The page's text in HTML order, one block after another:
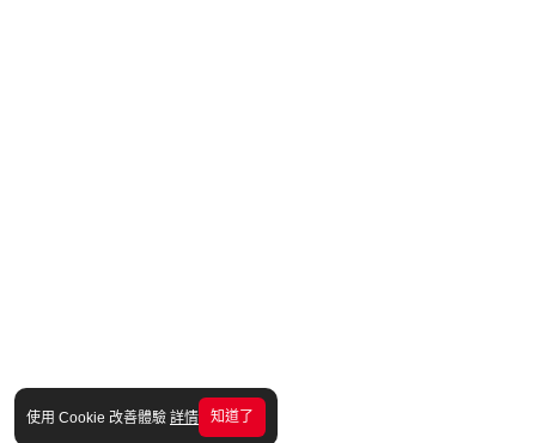
使用 Cookie 改善體驗 詳情 知道了